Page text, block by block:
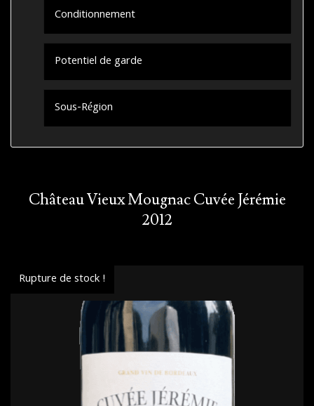
Conditionnement
Potentiel de garde
Sous-Région
Château Vieux Mougnac Cuvée Jérémie
2012
Rupture de stock !